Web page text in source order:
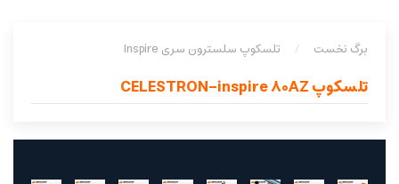
برگ نخست تلسکوپ سلسترون سری Inspire
تلسکوپ CELESTRON-inspire 80AZ